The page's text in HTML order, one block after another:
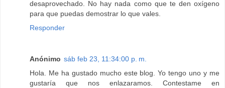
desaprovechado. No hay nada como que te den oxígeno
para que puedas demostrar lo que vales.
Responder
Anónimo sáb feb 23, 11:34:00 p. m.
Hola. Me ha gustado mucho este blog. Yo tengo uno y me
gustaría que nos enlazaramos. Contestame en